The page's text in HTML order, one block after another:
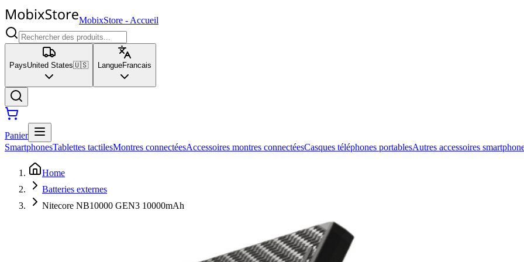
MobixStore - Accueil
PaysUnited States🇺🇸 LangueFrancais
Panier
SmartphonesTablettes tactilesMontres connectéesAccessoires montres connectéesCasques téléphones portablesAutres accessoires
Home
Batteries externes
Nitecore NB10000 GEN3 10000mAh